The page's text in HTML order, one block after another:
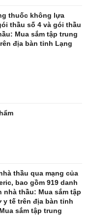
thuốc không lựa
thầu số 4 và gói thầu
Mua sắm tập trung
địa bàn tỉnh Lạng
thầu qua mạng của
bao gồm 919 danh
thầu: Mua sắm tập
y tế trên địa bàn tỉnh
sắm tập trung